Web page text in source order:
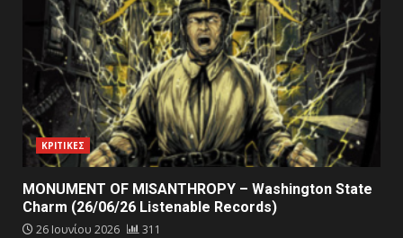
ΚΡΙΤΙΚΕΣ
MONUMENT OF MISANTHROPY – Washington State
Charm (26/06/26 Listenable Records)
26 Ιουνίου 2026 311